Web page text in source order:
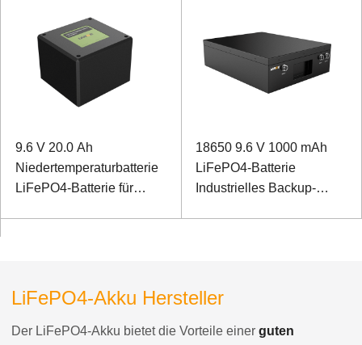
9.6 V 20.0 Ah
Niedertemperaturbatterie
LiFePO4-Batterie für
18650 9.6 V 1000 mAh
LiFePO4-Batterie
Industrielles Backup-
LiFePO4-Akku Hersteller
Der LiFePO4-Akku bietet die Vorteile einer guten